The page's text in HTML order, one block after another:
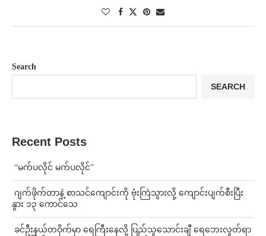
Search
SEARCH
Recent Posts
⁨ ⁨“မက်ပလိုင် မက်ပလိုင်”
⁨⁩ ⁨ဂျက်ဖိုက်တာနဲ့ စာသင်ကျောင်းကို ဗုံးကြဲသွားလို့ ကျောင်းပျက်စီးပြီး
နွား ၁၃ ကောင်သေ
⁩ ⁨ခင်ဦးနယ်တဝိုက်မှာ ရေကြီးနေလို့ ပြည်သူသောင်းချီ ရေဘေးလွတ်ရာ